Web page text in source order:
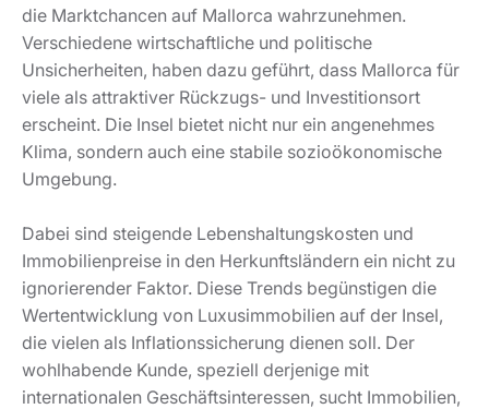
die Marktchancen auf Mallorca wahrzunehmen.
Verschiedene wirtschaftliche und politische
Unsicherheiten, haben dazu geführt, dass Mallorca für
viele als attraktiver Rückzugs- und Investitionsort
erscheint. Die Insel bietet nicht nur ein angenehmes
Klima, sondern auch eine stabile sozioökonomische
Umgebung.
Dabei sind steigende Lebenshaltungskosten und
Immobilienpreise in den Herkunftsländern ein nicht zu
ignorierender Faktor. Diese Trends begünstigen die
Wertentwicklung von Luxusimmobilien auf der Insel,
die vielen als Inflationssicherung dienen soll. Der
wohlhabende Kunde, speziell derjenige mit
internationalen Geschäftsinteressen, sucht Immobilien,